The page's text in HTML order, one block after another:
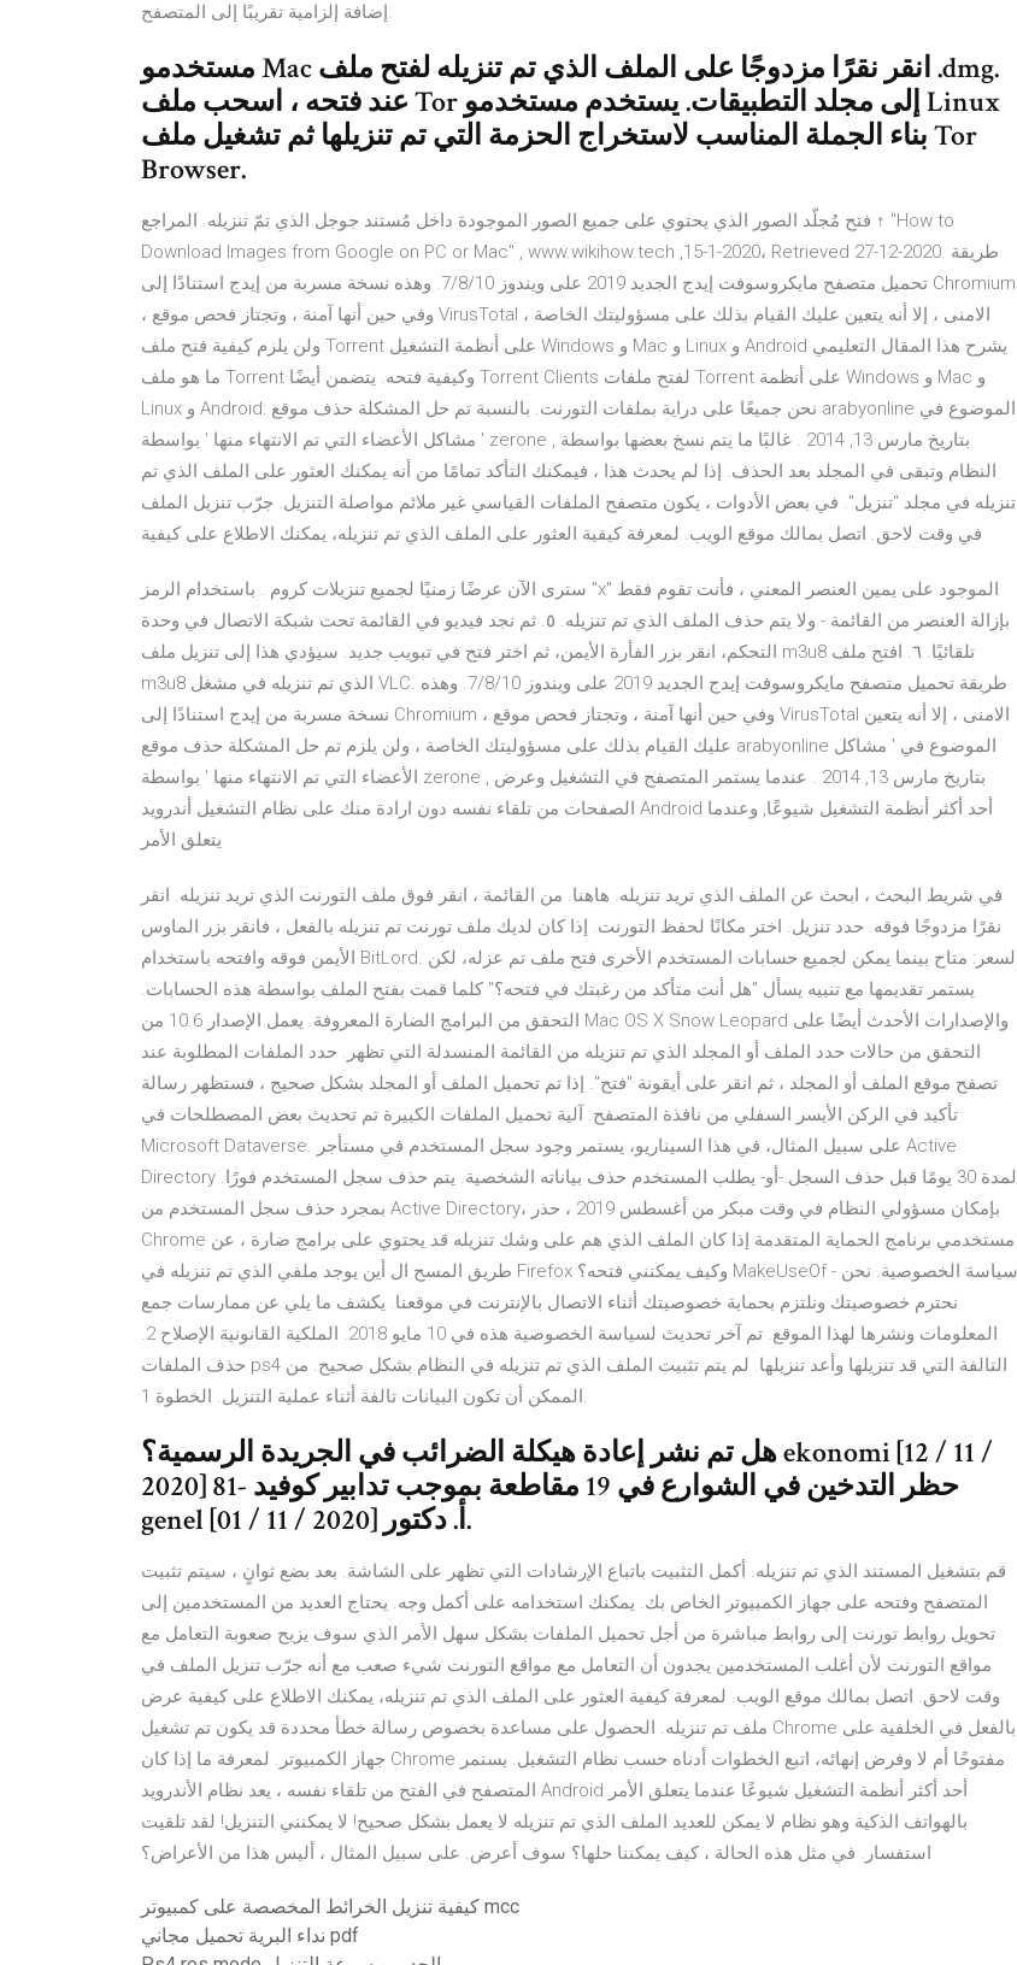
إضافة إلزامية تقريبًا إلى المتصفح.
مستخدمو Mac انقر نقرًا مزدوجًا على الملف الذي تم تنزيله لفتح ملف .dmg.
عند فتحه ، اسحب ملف Tor إلى مجلد التطبيقات. يستخدم مستخدمو Linux
بناء الجملة المناسب لاستخراج الحزمة التي تم تنزيلها ثم تشغيل ملف Tor
Browser.
فتح مُجلّد الصور الذي يحتوي على جميع الصور الموجودة داخل مُستند جوجل الذي تمّ تنزيله. المراجع ↑ "How to
Download Images from Google on PC or Mac" , www.wikihow.tech ,15-1-2020، Retrieved 27-12-2020. طريقة
تحميل متصفح مايكروسوفت إيدج الجديد 2019 على ويندوز 7/8/10. وهذه نسخة مسربة من إيدج استنادًا إلى Chromium
، وفي حين أنها آمنة ، وتجتاز فحص موقع VirusTotal الامنى ، إلا أنه يتعين عليك القيام بذلك على مسؤوليتك الخاصة ،
ولن يلزم كيفية فتح ملف Torrent على أنظمة التشغيل Windows و Mac و Linux و Android يشرح هذا المقال التعليمي
ما هو ملف Torrent وكيفية فتحه. يتضمن أيضًا Torrent Clients لفتح ملفات Torrent على أنظمة Windows و Mac و
Linux و Android: نحن جميعًا على دراية بملفات التورنت. بالنسبة تم حل المشكلة حذف موقع arabyonline الموضوع في
' مشاكل الأعضاء التي تم الانتهاء منها ' بواسطة zerone , بتاريخ ‏مارس 13, 2014 . غالبًا ما يتم نسخ بعضها بواسطة
النظام وتبقى في المجلد بعد الحذف. إذا لم يحدث هذا ، فيمكنك التأكد تمامًا من أنه يمكنك العثور على الملف الذي تم
تنزيله في مجلد "تنزيل". في بعض الأدوات ، يكون متصفح الملفات القياسي غير ملائم مواصلة التنزيل. جرّب تنزيل الملف
سترى الآن عرضًا زمنيًا لجميع تنزيلات كروم . باستخدام الرمز "x" الموجود على يمين العنصر المعني ، فأنت تقوم فقط
بإزالة العنصر من القائمة - ولا يتم حذف الملف الذي تم تنزيله. ٥. ثم نجد فيديو في القائمة تحت شبكة الاتصال في وحدة
التحكم، انقر بزر الفأرة الأيمن، ثم اختر فتح في تبويب جديد. سيؤدي هذا إلى تنزيل ملف m3u8 تلقائيًا. ٦. افتح ملف
m3u8 الذي تم تنزيله في مشغل VLC. طريقة تحميل متصفح مايكروسوفت إيدج الجديد 2019 على ويندوز 7/8/10. وهذه
نسخة مسربة من إيدج استنادًا إلى Chromium ، وفي حين أنها آمنة ، وتجتاز فحص موقع VirusTotal الامنى ، إلا أنه يتعين
عليك القيام بذلك على مسؤوليتك الخاصة ، ولن يلزم تم حل المشكلة حذف موقع arabyonline الموضوع في ' مشاكل
الأعضاء التي تم الانتهاء منها ' بواسطة zerone , بتاريخ ‏مارس 13, 2014 . عندما يستمر المتصفح في التشغيل وعرض
الصفحات من تلقاء نفسه دون ارادة منك على نظام التشغيل أندرويد Android أحد أكثر أنظمة التشغيل شيوعًا, وعندما
يتعلق الأمر
في شريط البحث ، ابحث عن الملف الذي تريد تنزيله. هاهنا. من القائمة ، انقر فوق ملف التورنت الذي تريد تنزيله. انقر
نقرًا مزدوجًا فوقه. حدد تنزيل. اختر مكانًا لحفظ التورنت. إذا كان لديك ملف تورنت تم تنزيله بالفعل ، فانقر بزر الماوس
الأيمن فوقه وافتحه باستخدام BitLord. السعر: متاح بينما يمكن لجميع حسابات المستخدم الأخرى فتح ملف تم عزله، لكن
يستمر تقديمها مع تنبيه يسأل "هل أنت متأكد من رغبتك في فتحه؟" كلما قمت بفتح الملف بواسطة هذه الحسابات.
التحقق من البرامج الضارة المعروفة. يعمل الإصدار 10.6 من Mac OS X Snow Leopard والإصدارات الأحدث أيضًا على
التحقق من حالات حدد الملف أو المجلد الذي تم تنزيله من القائمة المنسدلة التي تظهر. حدد الملفات المطلوبة عند
تصفح موقع الملف أو المجلد ، ثم انقر على أيقونة "فتح". إذا تم تحميل الملف أو المجلد بشكل صحيح ، فستظهر رسالة
تأكيد في الركن الأيسر السفلي من نافذة المتصفح. آلية تحميل الملفات الكبيرة تم تحديث بعض المصطلحات في
Microsoft Dataverse. على سبيل المثال، في هذا السيناريو، يستمر وجود سجل المستخدم في مستأجر Active
Directory لمدة 30 يومًا قبل حذف السجل.-أو- يطلب المستخدم حذف بياناته الشخصية. يتم حذف سجل المستخدم فورًا.
بمجرد حذف سجل المستخدم من Active Directory، بإمكان مسؤولي النظام في وقت مبكر من أغسطس 2019 ، حذر
Chrome مستخدمي برنامج الحماية المتقدمة إذا كان الملف الذي هم على وشك تنزيله قد يحتوي على برامج ضارة ، عن
طريق المسح ال أين يوجد ملفي الذي تم تنزيله في Firefox وكيف يمكنني فتحه؟ MakeUseOf - سياسة الخصوصية. نحن
نحترم خصوصيتك ونلتزم بحماية خصوصيتك أثناء الاتصال بالإنترنت في موقعنا. يكشف ما يلي عن ممارسات جمع
المعلومات ونشرها لهذا الموقع. تم آخر تحديث لسياسة الخصوصية هذه في 10 مايو 2018. الملكية القانونية الإصلاح 2.
حذف الملفات ps4 التالفة التي قد تنزيلها وأعد تنزيلها. لم يتم تثبيت الملف الذي تم تنزيله في النظام بشكل صحيح. من
الممكن أن تكون البيانات تالفة أثناء عملية التنزيل. الخطوة 1.
هل تم نشر إعادة هيكلة الضرائب في الجريدة الرسمية؟ ekonomi [12 / 11 /
2020] حظر التدخين في الشوارع في 19 مقاطعة بموجب تدابير كوفيد -81
genel [01 / 11 / 2020] أ. دكتور.
قم بتشغيل المستند الذي تم تنزيله. أكمل التثبيت باتباع الإرشادات التي تظهر على الشاشة. بعد بضع ثوانٍ ، سيتم تثبيت
المتصفح وفتحه على جهاز الكمبيوتر الخاص بك. يمكنك استخدامه على أكمل وجه. يحتاج العديد من المستخدمين إلى
تحويل روابط تورنت إلى روابط مباشرة من أجل تحميل الملفات بشكل سهل الأمر الذي سوف يزيح صعوبة التعامل مع
مواقع التورنت لأن أغلب المستخدمين يجدون أن التعامل مع مواقع التورنت شيء صعب مع أنه جرّب تنزيل الملف في
وقت لاحق. اتصل بمالك موقع الويب. لمعرفة كيفية العثور على الملف الذي تم تنزيله، يمكنك الاطلاع على كيفية عرض
ملف تم تنزيله. الحصول على مساعدة بخصوص رسالة خطأ محددة قد يكون تم تشغيل Chrome بالفعل في الخلفية على
جهاز الكمبيوتر. لمعرفة ما إذا كان Chrome مفتوحًا أم لا وفرض إنهائه، اتبع الخطوات أدناه حسب نظام التشغيل. يستمر
المتصفح في الفتح من تلقاء نفسه ، يعد نظام الأندرويد Android أحد أكثر أنظمة التشغيل شيوعًا عندما يتعلق الأمر
بالهواتف الذكية وهو نظام لا يمكن للعديد الملف الذي تم تنزيله لا يعمل بشكل صحيح! لا يمكنني التنزيل! لقد تلقيت
استفسار. في مثل هذه الحالة ، كيف يمكننا حلها؟ سوف أعرض. على سبيل المثال ، أليس هذا من الأعراض؟
كيفية تنزيل الخرائط المخصصة على كمبيوتر mcc
نداء البرية تحميل مجاني pdf